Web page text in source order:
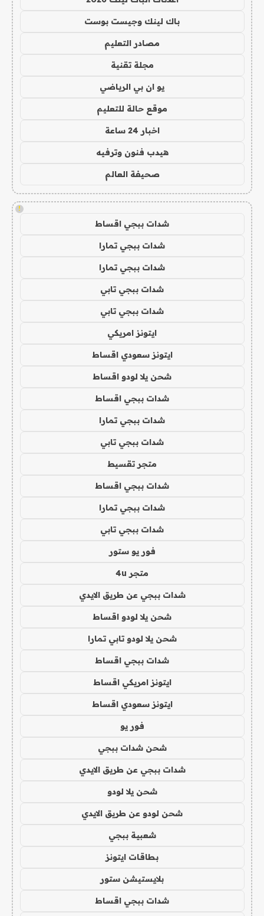
باك لينك وجيست بوست
مصادر التعليم
مجلة تقنية
يو ان بي الرياضي
موقع حالة للتعليم
اخبار 24 ساعة
هيدب فنون وترفيه
صحيفة العالم
!
شدات ببجي اقساط
شدات ببجي تمارا
شدات ببجي تمارا
شدات ببجي تابي
شدات ببجي تابي
ايتونز امريكي
ايتونز سعودي اقساط
شحن يلا لودو اقساط
شدات ببجي اقساط
شدات ببجي تمارا
شدات ببجي تابي
متجر تقسيط
شدات ببجي اقساط
شدات ببجي تمارا
شدات ببجي تابي
فور يو ستور
متجر 4u
شدات ببجي عن طريق الايدي
شحن يلا لودو اقساط
شحن يلا لودو تابي تمارا
شدات ببجي اقساط
ايتونز امريكي اقساط
ايتونز سعودي اقساط
فور يو
شحن شدات ببجي
شدات ببجي عن طريق الايدي
شحن يلا لودو
شحن لودو عن طريق الايدي
شعبية ببجي
بطاقات ايتونز
بلايستيشن ستور
شدات ببجي اقساط